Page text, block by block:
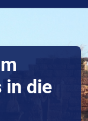
in die